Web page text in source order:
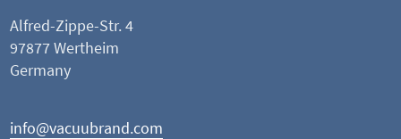
Alfred-Zippe-Str. 4
97877 Wertheim
Germany
info@vacuubrand.com